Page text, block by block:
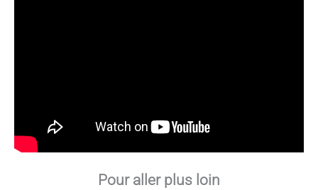
Pour aller plus loin